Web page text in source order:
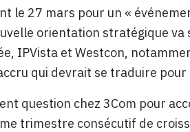
le 27 mars pour un «
orientation stratégique va
IPVista et Westcon,
qui devrait se traduire
question chez 3Com pour
trimestre consécutif de